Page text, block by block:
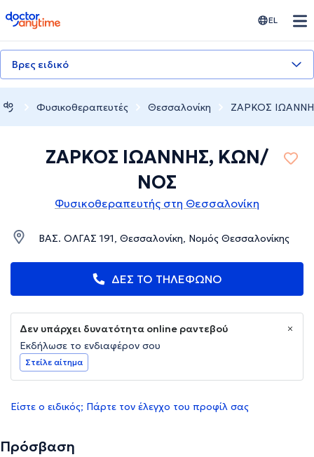
doctoranytime EL
Βρες ειδικό
Φυσικοθεραπευτές Θεσσαλονίκη ΖΑΡΚΟΣ
ΖΑΡΚΟΣ ΙΩΑΝΝΗΣ, ΚΩΝ/
ΝΟΣ
Φυσικοθεραπευτής στη Θεσσαλονίκη
ΒΑΣ. ΟΛΓΑΣ 191, Θεσσαλονίκη, Νομός Θεσσαλονίκης
ΔΕΣ ΤΟ ΤΗΛΕΦΩΝΟ
Δεν υπάρχει δυνατότητα online ραντεβού
Εκδήλωσε το ενδιαφέρον σου
Στείλε αίτημα
Είστε ο ειδικός; Πάρτε τον έλεγχο του προφίλ σας
Πρόσβαση